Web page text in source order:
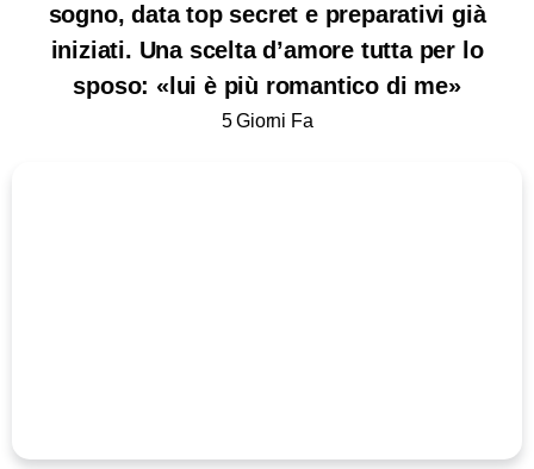
sogno, data top secret e preparativi già
iniziati. Una scelta d’amore tutta per lo
sposo: «lui è più romantico di me»
5 Giorni Fa